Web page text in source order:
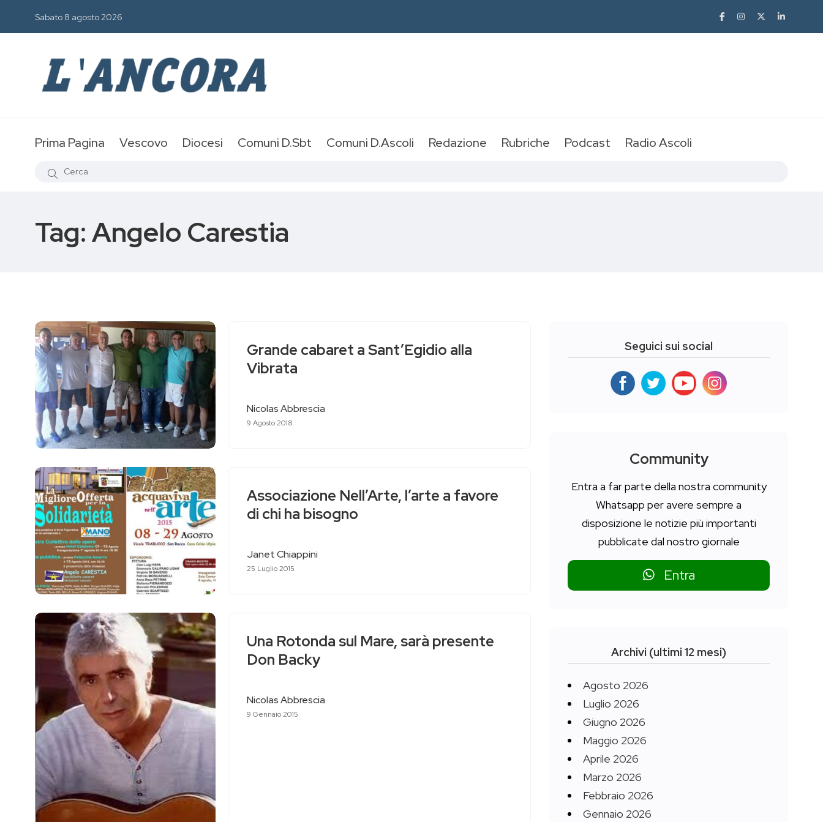
Sabato 8 agosto 2026
Prima Pagina Vescovo Diocesi Comuni D.Sbt Comuni D.Ascoli Redazione Rubriche Podcast Radio Ascoli
Tag:Angelo Carestia
Grande cabaret a Sant’Egidio alla
Vibrata
Nicolas Abbrescia
9 Agosto 2018
Associazione Nell’Arte, l’arte a favore
di chi ha bisogno
Janet Chiappini
25 Luglio 2015
Una Rotonda sul Mare, sarà presente
Don Backy
Nicolas Abbrescia
9 Gennaio 2015
Seguici sui social
Community
Entra a far parte della nostra community
Whatsapp per avere sempre a
disposizione le notizie più importanti
pubblicate dal nostro giornale
Entra
Archivi (ultimi 12 mesi)
Agosto 2026
Luglio 2026
Giugno 2026
Maggio 2026
Aprile 2026
Marzo 2026
Febbraio 2026
Gennaio 2026